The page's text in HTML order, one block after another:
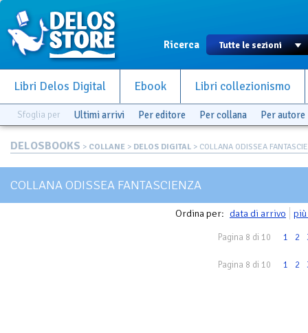
Ricerca
Libri Delos Digital Ebook Libri collezionismo
Sfoglia per Ultimi arrivi Per editore Per collana Per autore
DELOSBOOKS > COLLANE > DELOS DIGITAL > COLLANA ODISSEA
COLLANA ODISSEA FANTASCIENZA
Ordina per: data di arrivo
Pagina 8 di 10 1 2
Pagina 8 di 10 1 2